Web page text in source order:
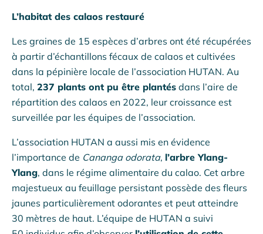
L’habitat des calaos restauré
Les graines de 15 espèces d’arbres ont été récupérées
à partir d’échantillons fécaux de calaos et cultivées
dans la pépinière locale de l’association HUTAN. Au
total, 237 plants ont pu être plantés dans l’aire de
répartition des calaos en 2022, leur croissance est
surveillée par les équipes de l’association.
L’association HUTAN a aussi mis en évidence
l’importance de Cananga odorata, l’arbre Ylang-
Ylang, dans le régime alimentaire du calao. Cet arbre
majestueux au feuillage persistant possède des fleurs
jaunes particulièrement odorantes et peut atteindre
30 mètres de haut. L’équipe de HUTAN a suivi